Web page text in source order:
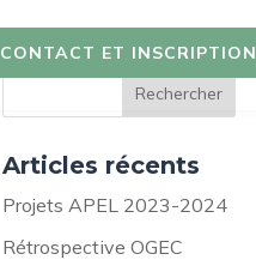
CONTACT ET INSCRIPTION
Rechercher
Articles récents
Projets APEL 2023-2024
Rétrospective OGEC